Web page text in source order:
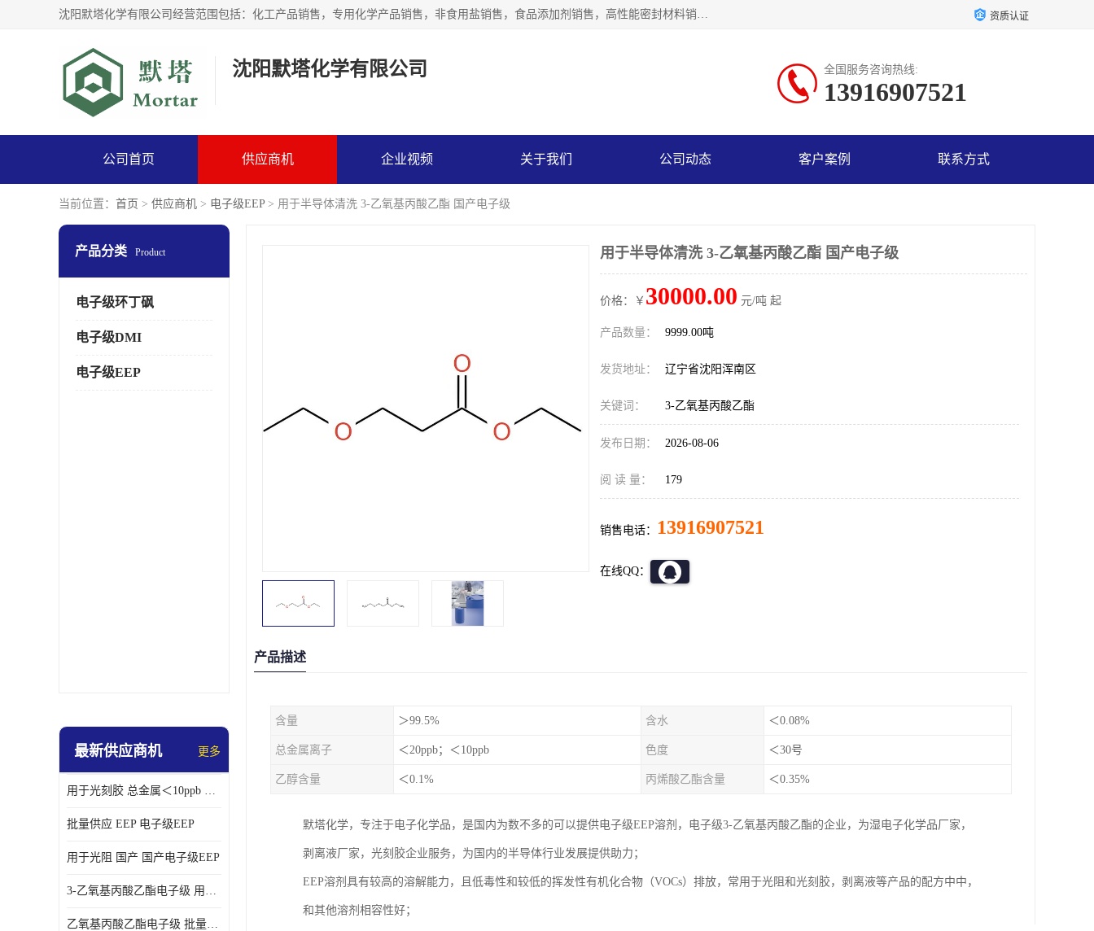
沈阳默塔化学有限公司经营范围包括：化工产品销售，专用化学产品销售，非食用盐销售，食品添加剂销售，高性能密封材料销售，涂料销售，合成材料销售，工程塑料及合成树脂销售等；主要产品有高纯电子级环丁砜，总金属离子可控制在ppb级别、纯度高、颜色浅、耐高温分解时间长，特别适合于半导体制造，硅片晶圆制造，清洗湿电子化学品，锂电池电解液，电子油墨，特种材料等高端行业；也适用于医药合成。 资质认证
沈阳默塔化学有限公司 全国服务咨询热线:
13916907521
公司首页 供应商机 企业视频 关于我们 公司动态 客户案例 联系方式
当前位置： 首页 > 供应商机 > 电子级EEP > 用于半导体清洗 3-乙氧基丙酸乙酯 国产电子级
产品分类 Product
电子级环丁砜
电子级DMI
电子级EEP
最新供应商机 更多
用于光刻胶 总金属＜10ppb 电子级EEP溶剂
批量供应 EEP 电子级EEP
用于光阻 国产 国产电子级EEP
3-乙氧基丙酸乙酯电子级 用于剥离液 国产
乙氧基丙酸乙酯电子级 批量供应 电子级
用于半导体清洗 3-乙氧基丙酸乙酯 国产电子级
价格：￥ 30000.00 元/吨 起
产品数量： 9999.00吨
发货地址： 辽宁省沈阳浑南区
关键词： 3-乙氧基丙酸乙酯
发布日期： 2026-08-06
阅 读 量： 179
销售电话： 13916907521
在线QQ：
产品描述
含量 ＞99.5% 含水 ＜0.08%
总金属离子 ＜20ppb；＜10ppb 色度 ＜30号
乙醇含量 ＜0.1% 丙烯酸乙酯含量 ＜0.35%
默塔化学，专注于电子化学品，是国内为数不多的可以提供电子级EEP溶剂，电子级3-乙氧基丙酸乙酯的企业，为湿电子化学品厂家，
剥离液厂家，光刻胶企业服务，为国内的半导体行业发展提供助力；
EEP溶剂具有较高的溶解能力，且低毒性和较低的挥发性有机化合物（VOCs）排放，常用于光阻和光刻胶，剥离液等产品的配方中中，
和其他溶剂相容性好；